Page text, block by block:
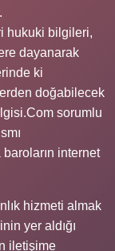
hukuki bilgileri,
dayanarak
ki
doğabilecek
sorumlu
baroların internet
hizmeti almak
yer aldığı
iletişime